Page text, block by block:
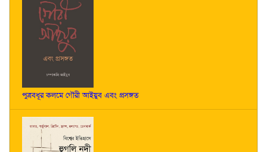
পুত্রবধূর কলমে গৌরী আইয়ুব এবং প্রসঙ্গত